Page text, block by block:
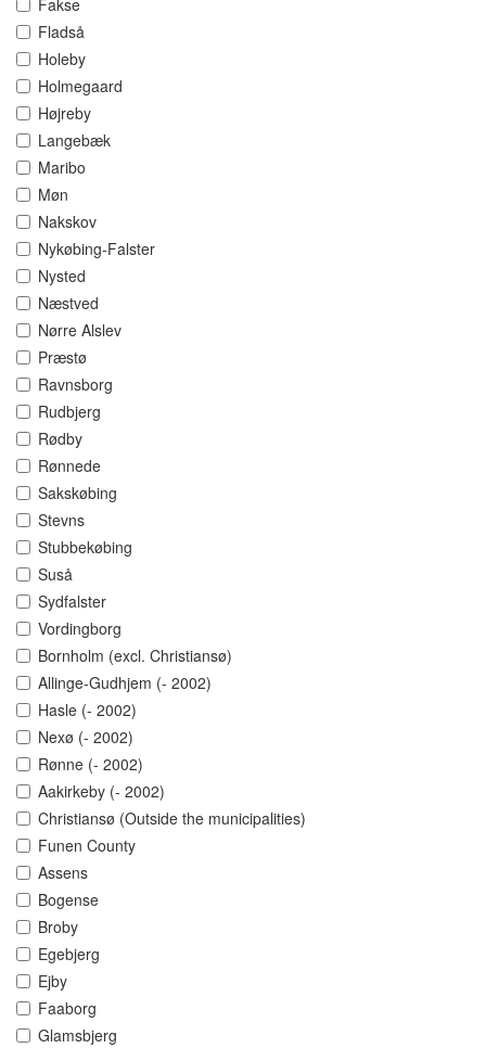
Fakse
Fladså
Holeby
Holmegaard
Højreby
Langebæk
Maribo
Møn
Nakskov
Nykøbing-Falster
Nysted
Næstved
Nørre Alslev
Præstø
Ravnsborg
Rudbjerg
Rødby
Rønnede
Sakskøbing
Stevns
Stubbekøbing
Suså
Sydfalster
Vordingborg
Bornholm (excl. Christiansø)
Allinge-Gudhjem (- 2002)
Hasle (- 2002)
Nexø (- 2002)
Rønne (- 2002)
Aakirkeby (- 2002)
Christiansø (Outside the municipalities)
Funen County
Assens
Bogense
Broby
Egebjerg
Ejby
Faaborg
Glamsbjerg